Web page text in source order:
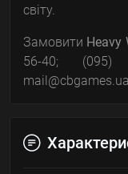
світу.
Замовити Heavy
56-40; (095)
mail@cbgames.ua